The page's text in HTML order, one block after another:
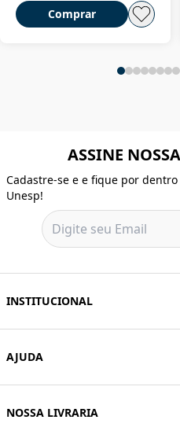
Comprar
ASSINE
Cadastre-se e e fique por
Unesp!
INSTITUCIONAL
AJUDA
NOSSA LIVRARIA